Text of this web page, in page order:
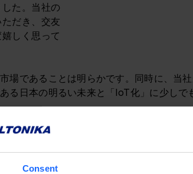
Consent
た。当社の
だき、交友
しく思って
場であることは明らかです。同時に、当
る日本の明るい未来と「IoT化」に少しで
状